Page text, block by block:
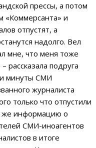
прессы, а потом
«Коммерсанта» и
отпустят, а
надолго. Вел
мне, что меня тоже
рассказала подруга
минуты СМИ
журналиста
только что отпустили
же информацию о
СМИ-иноагентов
в итоге